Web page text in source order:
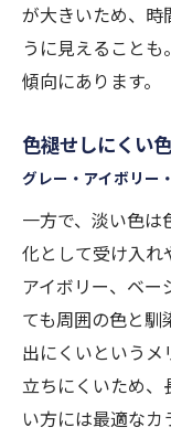
が大きいため、時
うに見えること
傾向にあります。
色褪せしにくい色
グレー・アイボリー
一方で、淡い色
化として受け入れ
アイボリー、ベー
ても周囲の色と
出にくいというメ
立ちにくいため、
い方には最適な